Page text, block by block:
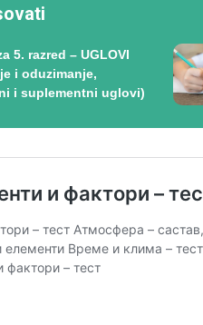
5. razred – UGLOVI
i oduzimanje,
i suplementni uglovi)